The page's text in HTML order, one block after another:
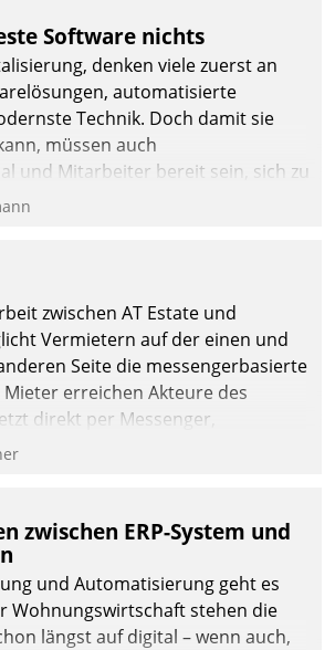
Software nichts
denken viele zuerst an
automatisierte
Technik. Doch damit sie
müssen auch
und Mitarbeiter bereit sein, sich zu
sonst werden sie an ihr
zwischen AT Estate und
Vermietern auf der einen und
Seite die messengerbasierte
erreichen Akteure des
direkt per Messenger,
empfangen oder
zwischen ERP-System und
und Automatisierung geht es
Wohnungswirtschaft stehen die
längst auf digital – wenn auch,